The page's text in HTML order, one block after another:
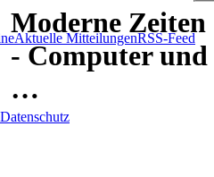
Aktuelle MitteilungenRSS-Feed
Datenschutz
Moderne Zeiten
- Computer und
…